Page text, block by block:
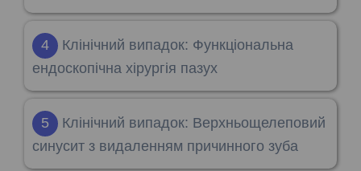
4
Клінічний випадок: Функціональна
ендоскопічна хірургія пазух
5
Клінічний випадок: Верхньощелеповий
синусит з видаленням причинного зуба